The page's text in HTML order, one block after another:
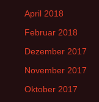
April 2018
Februar 2018
Dezember 2017
November 2017
Oktober 2017